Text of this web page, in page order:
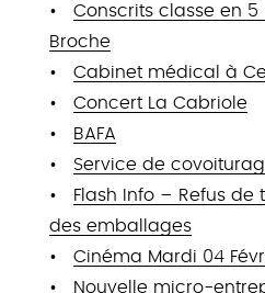
Conscrits classe en
Broche
Cabinet médical à
Concert La Cabriole
BAFA
Service de
Flash Info – Refus de
des emballages
Cinéma Mardi 04
Nouvelle micro-